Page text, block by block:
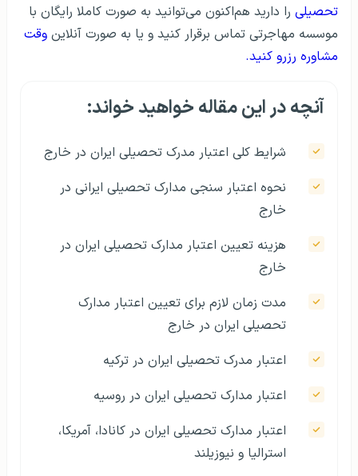
تحصیلی را دارید هم‌اکنون می‌توانید به صورت کاملا رایگان با
موسسه مهاجرتی تماس برقرار کنید و یا به صورت آنلاین وقت
مشاوره رزرو کنید.
آنچه در این مقاله خواهید خواند:
شرایط کلی اعتبار مدرک تحصیلی ایران در خارج
نحوه اعتبار سنجی مدارک تحصیلی ایرانی در
خارج
هزینه تعیین اعتبار مدارک تحصیلی ایران در
خارج
مدت زمان لازم برای تعیین اعتبار مدارک
تحصیلی ایران در خارج
اعتبار مدرک تحصیلی ایران در ترکیه
اعتبار مدارک تحصیلی ایران در روسیه
اعتبار مدارک تحصیلی ایران در کانادا، آمریکا،
استرالیا و نیوزیلند